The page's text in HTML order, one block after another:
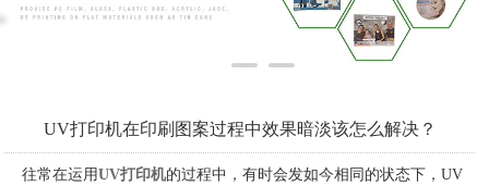
UV打印机在印刷图案过程中效果暗淡该怎么解决？
往常在运用UV打印机的过程中，有时会发如今相同的状态下，UV